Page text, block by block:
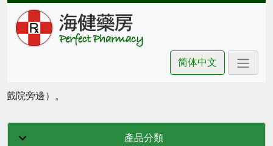
简体中文
院旁邊）。
產品分類